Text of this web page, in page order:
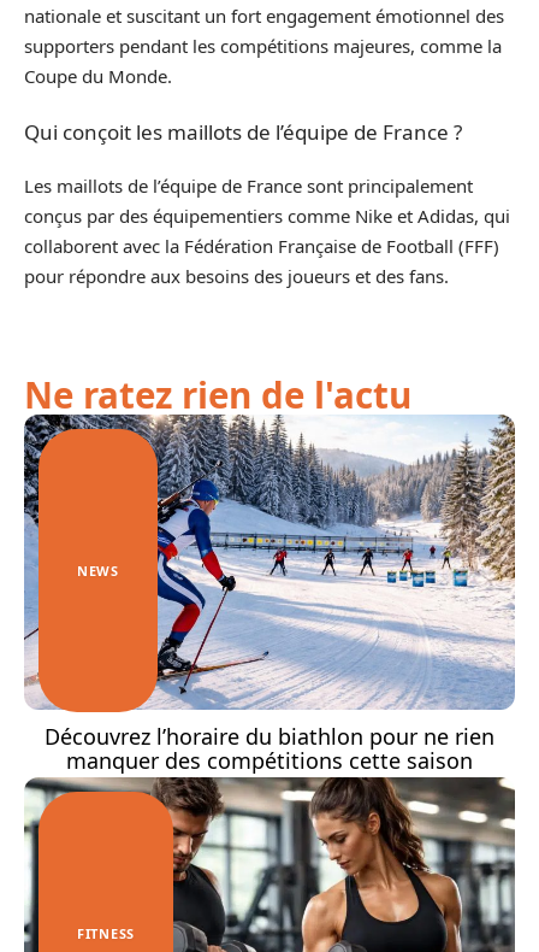
nationale et suscitant un fort engagement émotionnel des
supporters pendant les compétitions majeures, comme la
Coupe du Monde.
Qui conçoit les maillots de l’équipe de France ?
Les maillots de l’équipe de France sont principalement
conçus par des équipementiers comme Nike et Adidas, qui
collaborent avec la Fédération Française de Football (FFF)
pour répondre aux besoins des joueurs et des fans.
Ne ratez rien de l'actu
NEWS
Découvrez l’horaire du biathlon pour ne rien
manquer des compétitions cette saison
FITNESS